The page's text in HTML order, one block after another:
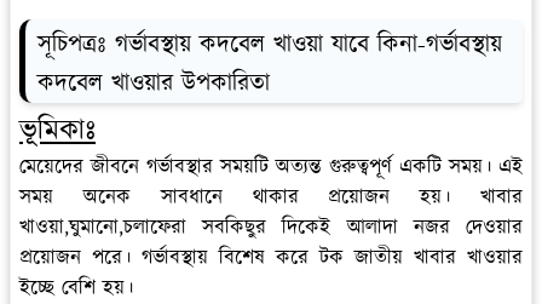
সূচিপত্রঃ গর্ভাবস্থায় কদবেল খাওয়া যাবে কিনা-গর্ভাবস্থায়
কদবেল খাওয়ার উপকারিতা
ভূমিকাঃ
মেয়েদের জীবনে গর্ভাবস্থার সময়টি অত্যন্ত গুরুত্বপূর্ণ একটি সময়। এই
সময় অনেক সাবধানে থাকার প্রয়োজন হয়। খাবার
খাওয়া,ঘুমানো,চলাফেরা সবকিছুর দিকেই আলাদা নজর দেওয়ার
প্রয়োজন পরে। গর্ভাবস্থায় বিশেষ করে টক জাতীয় খাবার খাওয়ার
ইচ্ছে বেশি হয়।